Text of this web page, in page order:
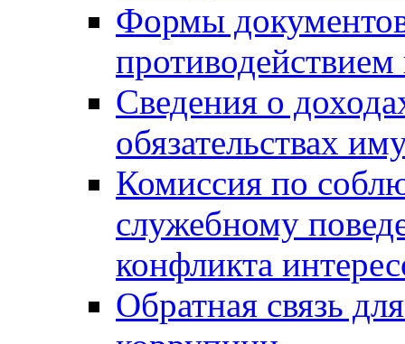
Формы
Сведения о
обязательствах
Комиссия по
служебному
конфликта
Обратная связь